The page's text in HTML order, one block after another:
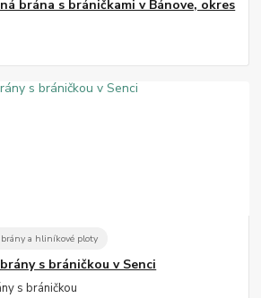
brána s bráničkami v Bánove, okres
a hliníkové ploty
s bráničkou v Senci
s bráničkou